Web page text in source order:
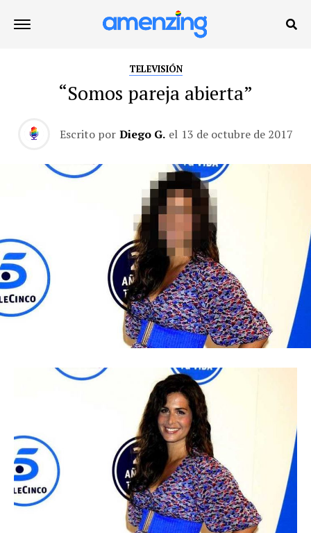
TELEVISIÓN
“Somos pareja abierta”
Escrito por Diego G. el 13 de octubre de 2017